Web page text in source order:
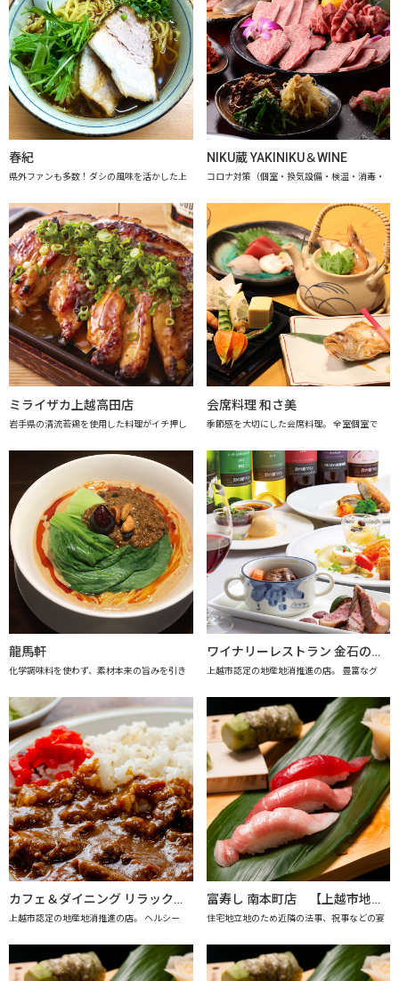
春紀
県外ファンも多数！ダシの風味を活かした上
NIKU蔵 YAKINIKU＆WINE
コロナ対策（個室・換気設備・検温・消毒・
ミライザカ上越高田店
岩手県の清流若鶏を使用した料理がイチ押し
会席料理 和さ美
季節感を大切にした会席料理。 全室個室で
龍馬軒
化学調味料を使わず、素材本来の旨みを引き
ワイナリーレストラン 金石の音（きんせきのね） 【上越市地産地消推進の店認定店】
上越市認定の地産地消推進の店。 豊富なグ
カフェ＆ダイニング リラックス 【上越市地産地消推進の店認定店】
上越市認定の地産地消推進の店。 ヘルシー
富寿し 南本町店 【上越市地産地消の店認定店】
住宅地立地のため近隣の法事、祝事などの宴